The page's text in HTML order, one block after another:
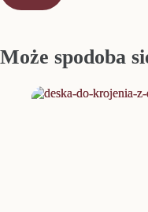
Może spodoba